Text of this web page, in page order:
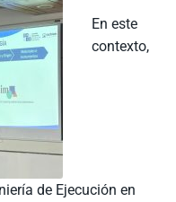
En este
contexto,
de Ejecución en